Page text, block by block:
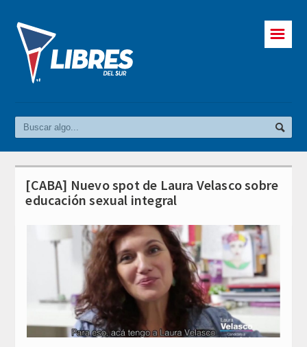
☰
[CABA] Nuevo spot de Laura Velasco sobre
educación sexual integral